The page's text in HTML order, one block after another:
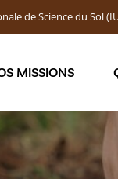
de Science du Sol
MISSIONS